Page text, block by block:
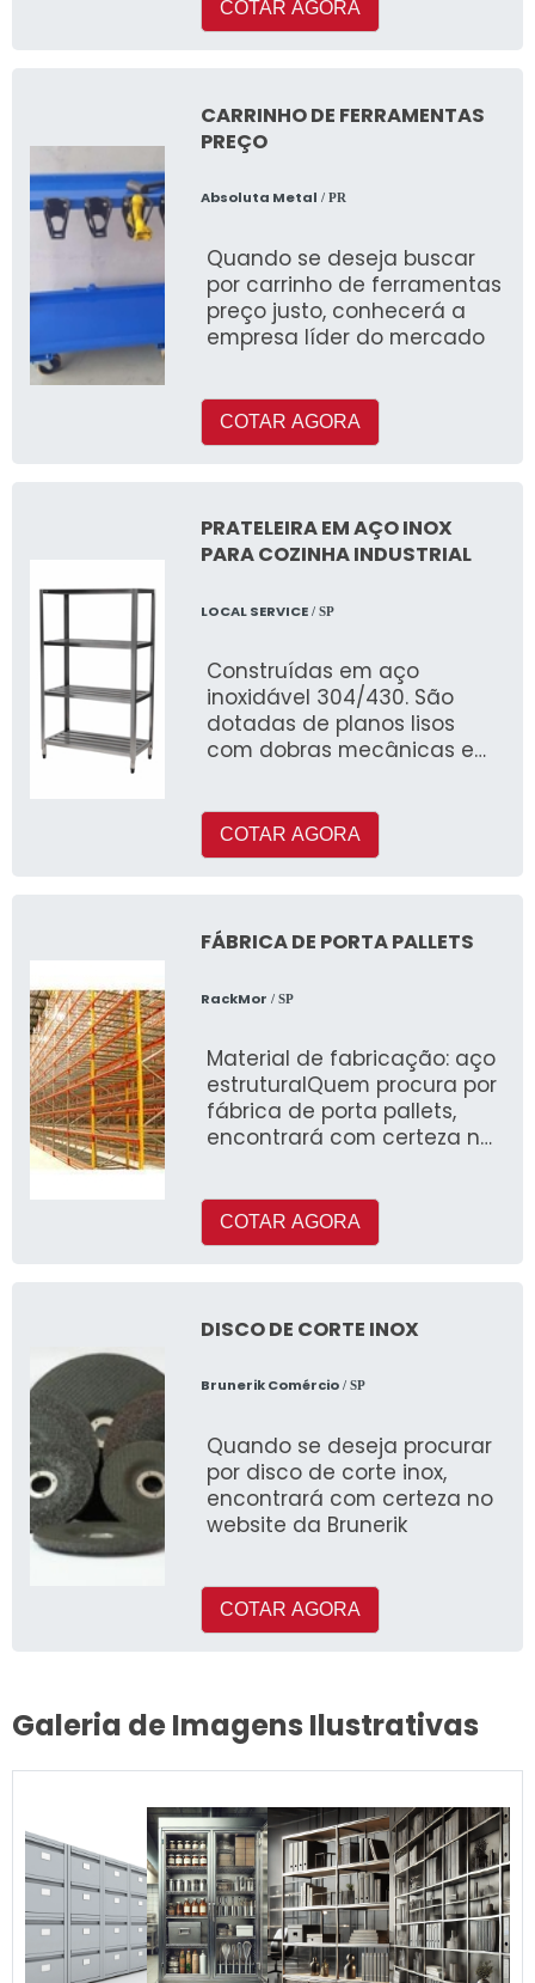
COTAR AGORA
CARRINHO DE FERRAMENTAS
PREÇO
Absoluta Metal / PR
Quando se deseja buscar
por carrinho de ferramentas
preço justo, conhecerá a
empresa líder do mercado
COTAR AGORA
PRATELEIRA EM AÇO INOX
PARA COZINHA INDUSTRIAL
LOCAL SERVICE/ SP
Construídas em aço
inoxidável 304/430. São
dotadas de planos lisos
com dobras mecânicas e
40x40mm e pés tubulares,
com sapatas de nível em
COTAR AGORA
FÁBRICA DE PORTA PALLETS
RackMor / SP
Material de fabricação: aço
estruturalQuem procura por
fábrica de porta pallets,
encontrará com certeza na
COTAR AGORA
DISCO DE CORTE INOX
Brunerik Comércio/ SP
Quando se deseja procurar
por disco de corte inox,
encontrará com certeza no
website da Brunerik
COTAR AGORA
Galeria de Imagens Ilustrativas